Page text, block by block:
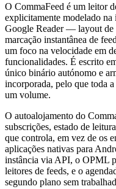
O CommaFeed é um leitor
explicitamente modelado
Google Reader — layout de
marcação instantânea de
um foco na velocidade em
funcionalidades. É escrito
único binário autónomo e
incorporada, pelo que toda
um volume.
O autoalojamento do
subscrições, estado de
que controla, em vez de os
aplicações nativas para
instância via API, o OPML
leitores de feeds, e o
segundo plano sem